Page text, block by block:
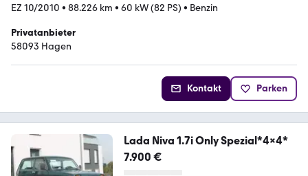
EZ 10/2010 • 88.226 km • 60 kW (82 PS) • Benzin
Privatanbieter
58093 Hagen
Kontakt Parken
Lada Niva 1.7i Only Spezial*4x4*
7.900 €